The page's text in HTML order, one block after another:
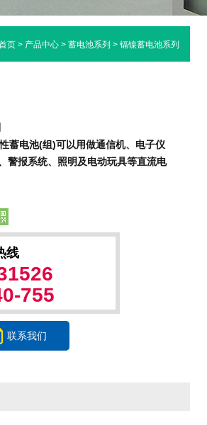
页 > 产品中心 > 蓄电池系列 > 镉镍蓄电池系列
蓄电池(组)可以用做通信机、电子仪
警报系统、照明及电动玩具等直流电
线
755
联系我们